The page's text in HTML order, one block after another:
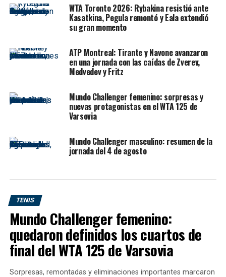
Tras el encuentro, Cerúndolo fue contundente en su
“La verdad que no tuve un
buen día, no jugué para
nada bien. Pero creo que él
jugó un partidazo”.
de las claves de la derrota:
“Habré tenido 10 break
points y no lo hice. En
pasto es así, tenés que
aprovechar las pocas que
se presentan y yo fallé
ahí”.
WTA Toronto 2026: Rybakina resistió ante
Kasatkina, Pegula remontó y Eala extendió
su gran momento
ATP Montreal: Tirante y Navone avanzaron
en una jornada con las caídas de Zverev,
Medvedev y Fritz
Mundo Challenger femenino: sorpresas y
nuevas protagonistas en el WTA 125 de
Varsovia
Mundo Challenger masculino: resumen de la
jornada del 4 de agosto
TENIS
Mundo Challenger femenino:
quedaron definidos los cuartos de
final del WTA 125 de Varsovia
Sorpresas, remontadas y eliminaciones importantes marcaron